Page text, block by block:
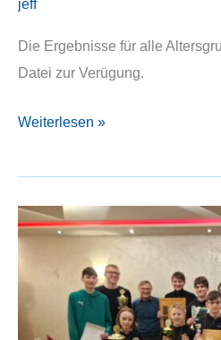
jeff
Die Ergebnisse für alle
Datei zur Verügung.
Ergebnisse
Gründaupokal
Weiterlesen »